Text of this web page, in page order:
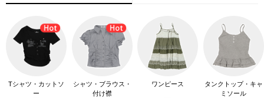
Tシャツ・カットソ
ー
シャツ・ブラウス・
付け襟
ワンピース
タンクトップ・キャ
ミソール